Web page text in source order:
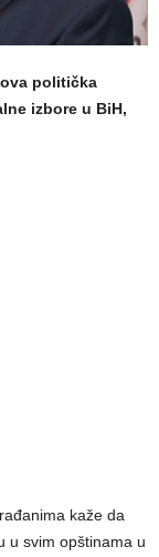
politička
izbore u BiH,
kaže da
u svim opštinama u